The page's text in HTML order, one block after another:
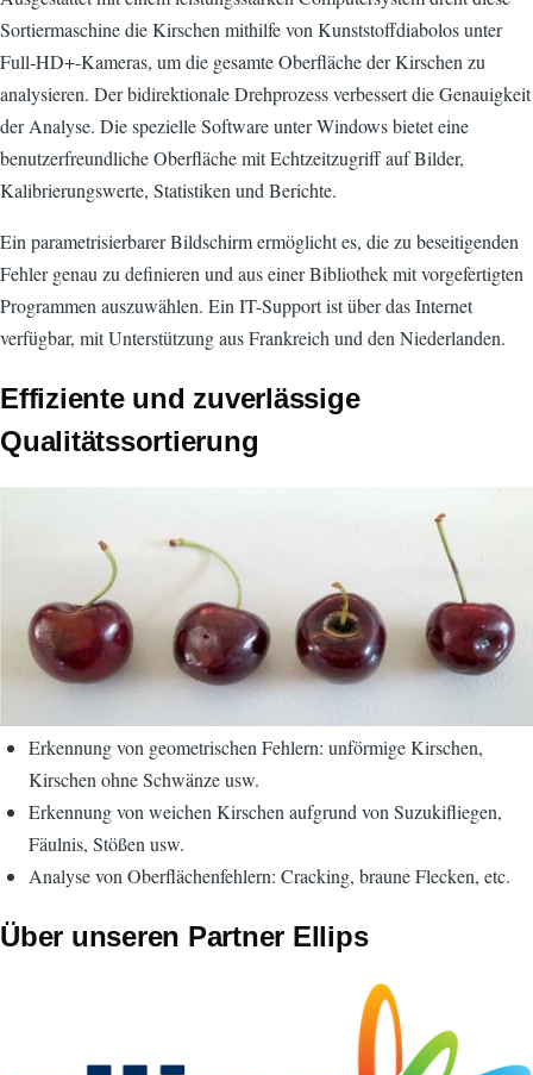
Sortiermaschine die Kirschen mithilfe von Kunststoffdiabolos unter
Full-HD+-Kameras, um die gesamte Oberfläche der Kirschen zu
analysieren. Der bidirektionale Drehprozess verbessert die Genauigkeit
der Analyse. Die spezielle Software unter Windows bietet eine
benutzerfreundliche Oberfläche mit Echtzeitzugriff auf Bilder,
Kalibrierungswerte, Statistiken und Berichte.
Ein parametrisierbarer Bildschirm ermöglicht es, die zu beseitigenden
Fehler genau zu definieren und aus einer Bibliothek mit vorgefertigten
Programmen auszuwählen. Ein IT-Support ist über das Internet
verfügbar, mit Unterstützung aus Frankreich und den Niederlanden.
Effiziente und zuverlässige
Qualitätssortierung
Erkennung von geometrischen Fehlern: unförmige Kirschen,
Kirschen ohne Schwänze usw.
Erkennung von weichen Kirschen aufgrund von Suzukifliegen,
Fäulnis, Stößen usw.
Analyse von Oberflächenfehlern: Cracking, braune Flecken, etc.
Über unseren Partner Ellips